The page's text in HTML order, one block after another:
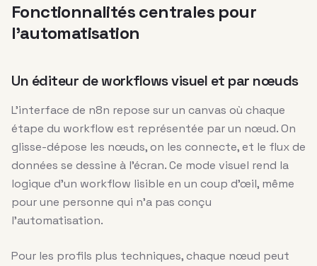
Fonctionnalités centrales pour
l’automatisation
Un éditeur de workflows visuel et par nœuds
L’interface de n8n repose sur un canvas où chaque
étape du workflow est représentée par un nœud. On
glisse-dépose les nœuds, on les connecte, et le flux de
données se dessine à l’écran. Ce mode visuel rend la
logique d’un workflow lisible en un coup d’œil, même
pour une personne qui n’a pas conçu
l’automatisation.
Pour les profils plus techniques, chaque nœud peut